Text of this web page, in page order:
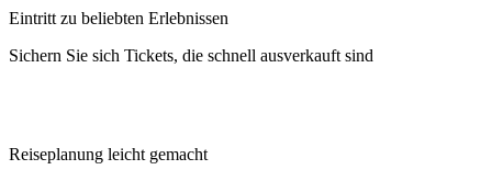
Eintritt zu beliebten Erlebnissen
Sichern Sie sich Tickets, die schnell ausverkauft sind
Reiseplanung leicht gemacht